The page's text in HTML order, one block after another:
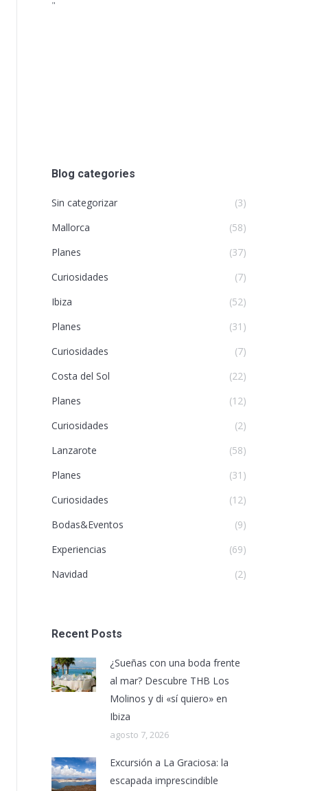
"
Blog categories
Sin categorizar
(3)
Mallorca
(58)
Planes
(37)
Curiosidades
(7)
Ibiza
(52)
Planes
(31)
Curiosidades
(7)
Costa del Sol
(22)
Planes
(12)
Curiosidades
(2)
Lanzarote
(58)
Planes
(31)
Curiosidades
(12)
Bodas&Eventos
(9)
Experiencias
(69)
Navidad
(2)
Recent Posts
¿Sueñas con una boda frente
al mar? Descubre THB Los
Molinos y di «sí quiero» en
Ibiza
agosto 7, 2026
Excursión a La Graciosa: la
escapada imprescindible